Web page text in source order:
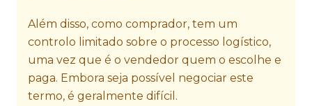
Além disso, como comprador, tem um
controlo limitado sobre o processo logístico,
uma vez que é o vendedor quem o escolhe e
paga. Embora seja possível negociar este
termo, é geralmente difícil.